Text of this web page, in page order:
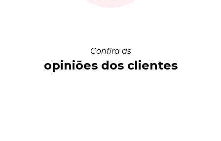
Confira as
opiniões dos clientes